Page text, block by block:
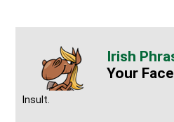
Your Face
Insult.